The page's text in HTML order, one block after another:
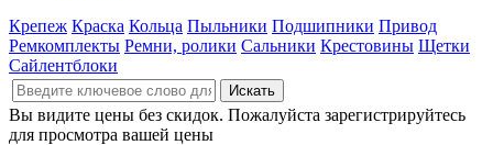
Крепеж Краска Кольца Пыльники Подшипники Привод
Ремкомплекты Ремни, ролики Сальники Крестовины Щетки
Сайлентблоки
Вы видите цены без скидок. Пожалуйста зарегистрируйтесь
для просмотра вашей цены